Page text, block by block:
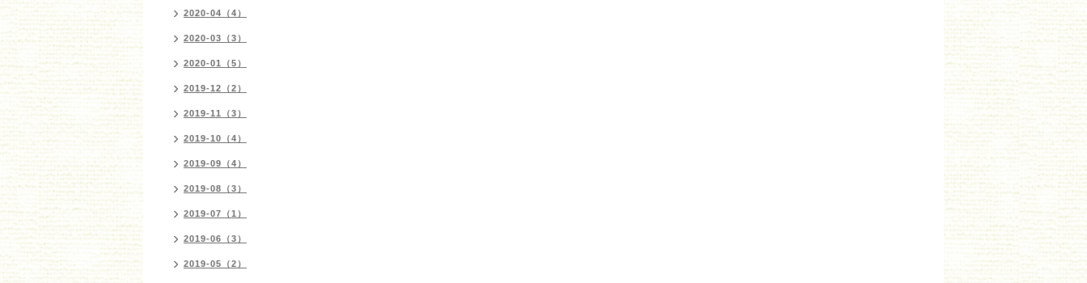
2020-04（4）
2020-03（3）
2020-01（5）
2019-12（2）
2019-11（3）
2019-10（4）
2019-09（4）
2019-08（3）
2019-07（1）
2019-06（3）
2019-05（2）